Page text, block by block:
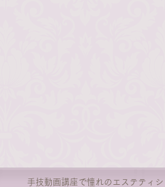
手技動画講座で憧れのエステティ